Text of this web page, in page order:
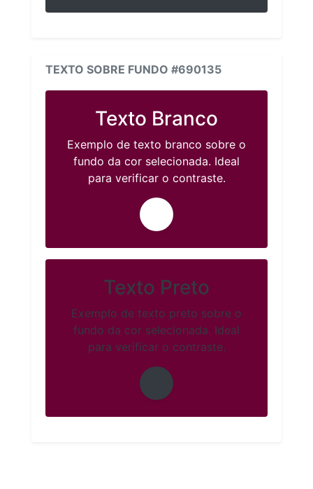
TEXTO SOBRE FUNDO #690135
Texto Branco
Exemplo de texto branco sobre o
fundo da cor selecionada. Ideal
para verificar o contraste.
Texto Preto
Exemplo de texto preto sobre o
fundo da cor selecionada. Ideal
para verificar o contraste.